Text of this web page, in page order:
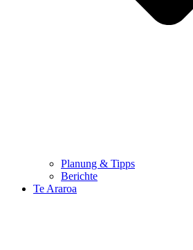
Planung & Tipps
Berichte
Te Araroa